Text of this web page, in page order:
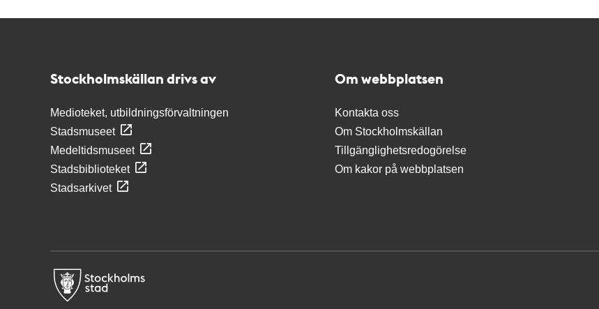
Stockholmskällan drivs av
Medioteket, utbildningsförvaltningen
Stadsmuseet
Medeltidsmuseet
Stadsbiblioteket
Stadsarkivet
Om webbplatsen
Kontakta oss
Om Stockholmskällan
Tillgänglighetsredogörelse
Om kakor på webbplatsen